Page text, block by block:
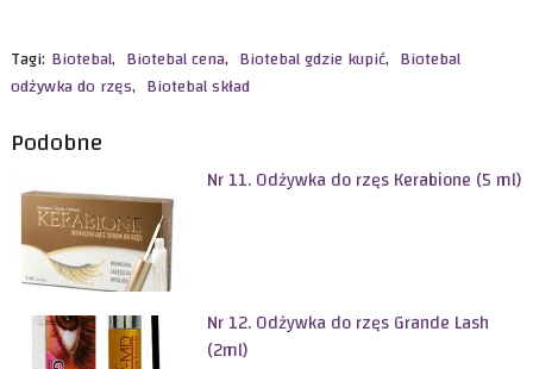
Tagi: Biotebal, Biotebal cena, Biotebal gdzie kupić, Biotebal
odżywka do rzęs, Biotebal skład
Podobne
Nr 11. Odżywka do rzęs Kerabione (5 ml)
Nr 12. Odżywka do rzęs Grande Lash
(2ml)